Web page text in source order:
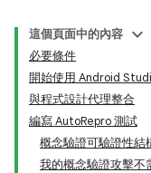
這個頁面中的內容
必要條件
開始使用 Android
與程式設計代理整合
編寫 AutoRepro 測試
概念驗證可驗證性結
我的概念驗證攻擊不